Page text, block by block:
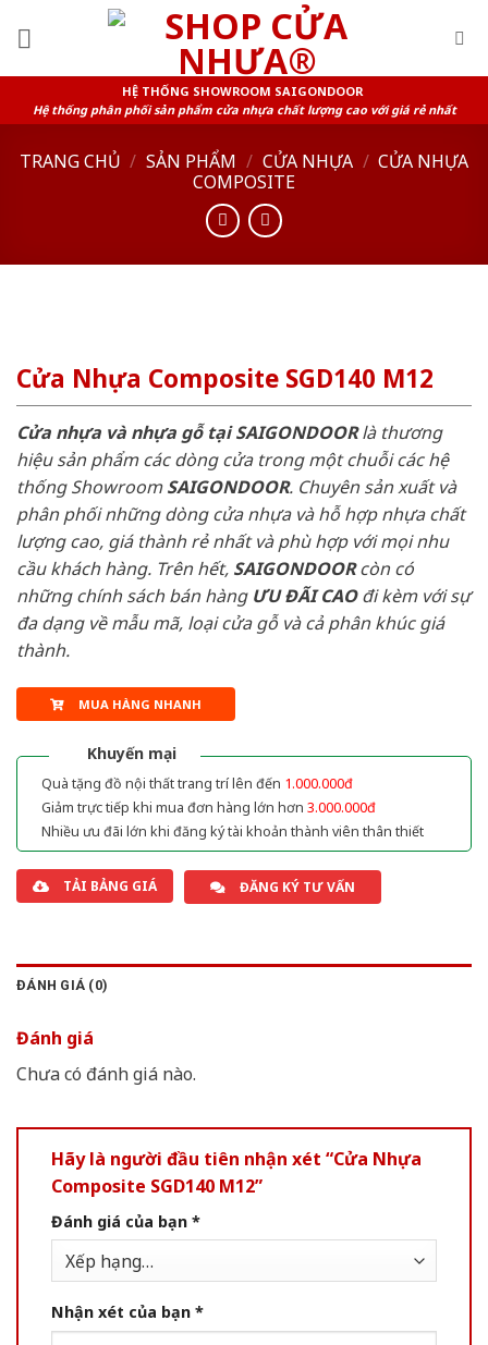
HỆ THỐNG SHOWROOM SAIGONDOOR
Hệ thống phân phối sản phẩm cửa nhựa chất lượng cao với giá rẻ nhất
TRANG CHỦ / SẢN PHẨM / CỬA NHỰA / CỬA NHỰA
COMPOSITE
Cửa Nhựa Composite SGD140 M12
Cửa nhựa và nhựa gỗ tại SAIGONDOORlà thương
hiệu sản phẩm các dòng cửa trong một chuỗi các hệ
thống ShowroomSAIGONDOOR. Chuyên sản xuất và
phân phối những dòng cửa nhựa và hỗ hợp nhựa chất
lượng cao, giá thành rẻ nhất và phù hợp với mọi nhu
cầu khách hàng. Trên hết, SAIGONDOORcòn có
những chính sách bán hàng ƯU ĐÃI CAOđi kèm với sự
đa dạng về mẫu mã, loại cửa gỗ và cả phân khúc giá
thành.
MUA HÀNG NHANH
Khuyến mại
Quà tặng đồ nội thất trang trí lên đến 1.000.000đ
Giảm trực tiếp khi mua đơn hàng lớn hơn 3.000.000đ
Nhiều ưu đãi lớn khi đăng ký tài khoản thành viên thân thiết
TẢI BẢNG GIÁ ĐĂNG KÝ TƯ VẤN
ĐÁNH GIÁ (0)
Đánh giá
Chưa có đánh giá nào.
Hãy là người đầu tiên nhận xét “Cửa Nhựa
Composite SGD140 M12”
Đánh giá của bạn *
Nhận xét của bạn *